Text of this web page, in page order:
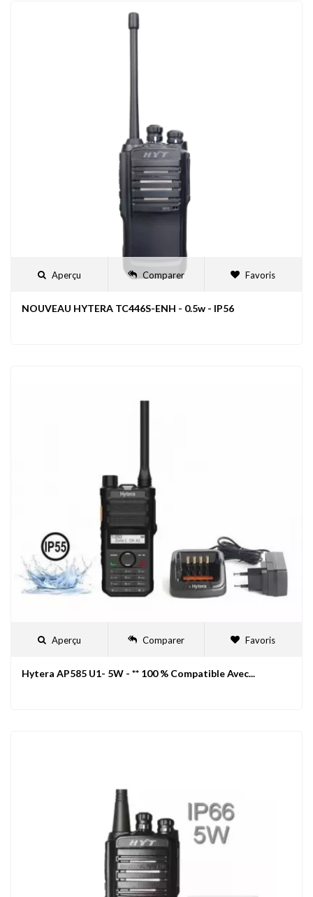
Aperçu Comparer Favoris
NOUVEAU HYTERA TC446S-ENH - 0.5w - IP56
Aperçu Comparer Favoris
Hytera AP585 U1- 5W - ** 100 % Compatible Avec...